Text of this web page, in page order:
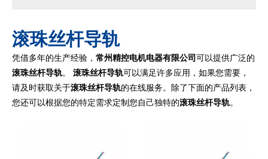
滚珠丝杆导轨
凭借多年的生产经验， 常州精控电机电器有限公司 可以提供广泛的
滚珠丝杆导轨。 滚珠丝杆导轨可以满足许多应用，如果您需要，
请及时获取关于滚珠丝杆导轨的在线服务。除了下面的产品列表，
您还可以根据您的特定需求定制您自己独特的滚珠丝杆导轨。